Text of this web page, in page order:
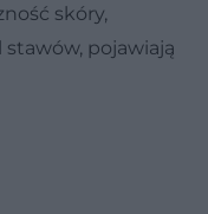
skóry,
pojawiają